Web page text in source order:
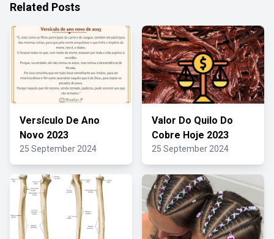
Related Posts
Versículo De Ano
Novo 2023
25 September 2024
Valor Do Quilo Do
Cobre Hoje 2023
25 September 2024